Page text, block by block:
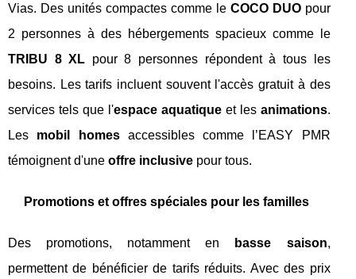
Vias. Des unités compactes comme le COCO DUOpour
2 personnes à des hébergements spacieux comme le
TRIBU 8 XL pour 8 personnes répondent à tous les
besoins. Les tarifs incluent souvent l'accès gratuit à des
services tels que l'espace aquatiqueet les animations.
Les mobil homesaccessibles comme l’EASY PMR
témoignent d'une offre inclusive pour tous.
Promotions et offres spéciales pour les familles
Des promotions, notamment en basse saison,
permettent de bénéficier de tarifs réduits. Avec des prix